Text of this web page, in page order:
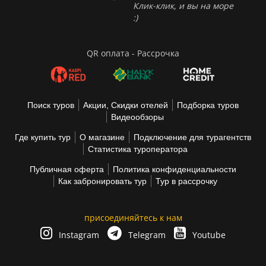
Клик-клик, и вы на море
:)
QR оплата - Рассрочка
Поиск туров Акции, Скидки отелей
Подборка туров
Видеообзоры
Где купить тур О магазине
Подключение для турагентств
Статистика туроператора
Публичная оферта
Политика конфиденциальности
Как забронировать тур
Тур в рассрочку
присоединяйтесь к нам
Instagram
Telegram Youtube